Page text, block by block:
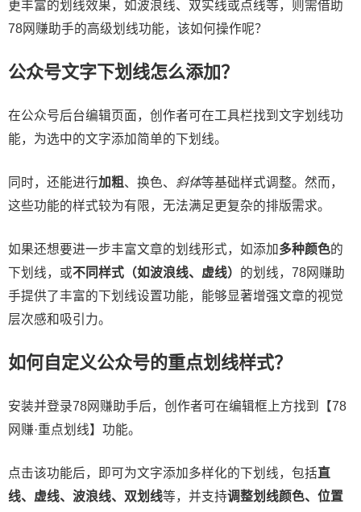
更丰富的划线效果，如波浪线、双实线或点线等，则需借助
78网赚助手的高级划线功能，该如何操作呢？
公众号文字下划线怎么添加？
在公众号后台编辑页面，创作者可在工具栏找到文字划线功
能，为选中的文字添加简单的下划线。
同时，还能进行加粗 、换色、 斜体等基础样式调整。然而，
这些功能的样式较为有限，无法满足更复杂的排版需求。
如果还想要进一步丰富文章的划线形式，如添加多种颜色的
下划线，或不同样式（如波浪线、虚线） 的划线，78网赚助
手提供了丰富的下划线设置功能，能够显著增强文章的视觉
层次感和吸引力。
如何自定义公众号的重点划线样式？
安装并登录78网赚助手后，创作者可在编辑框上方找到【78
网赚·重点划线】功能。
点击该功能后，即可为文字添加多样化的下划线，包括直
线、虚线、波浪线、双划线等，并支持调整划线颜色、位置